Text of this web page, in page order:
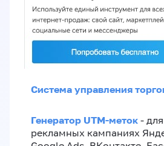
Система управления
Генератор UTM-меток -
рекламных кампаниях